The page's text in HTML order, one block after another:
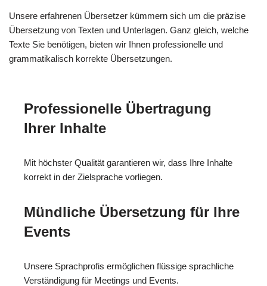
Unsere erfahrenen Übersetzer kümmern sich um die präzise
Übersetzung von Texten und Unterlagen. Ganz gleich, welche
Texte Sie benötigen, bieten wir Ihnen professionelle und
grammatikalisch korrekte Übersetzungen.
Professionelle Übertragung
Ihrer Inhalte
Mit höchster Qualität garantieren wir, dass Ihre Inhalte
korrekt in der Zielsprache vorliegen.
Mündliche Übersetzung für Ihre
Events
Unsere Sprachprofis ermöglichen flüssige sprachliche
Verständigung für Meetings und Events.